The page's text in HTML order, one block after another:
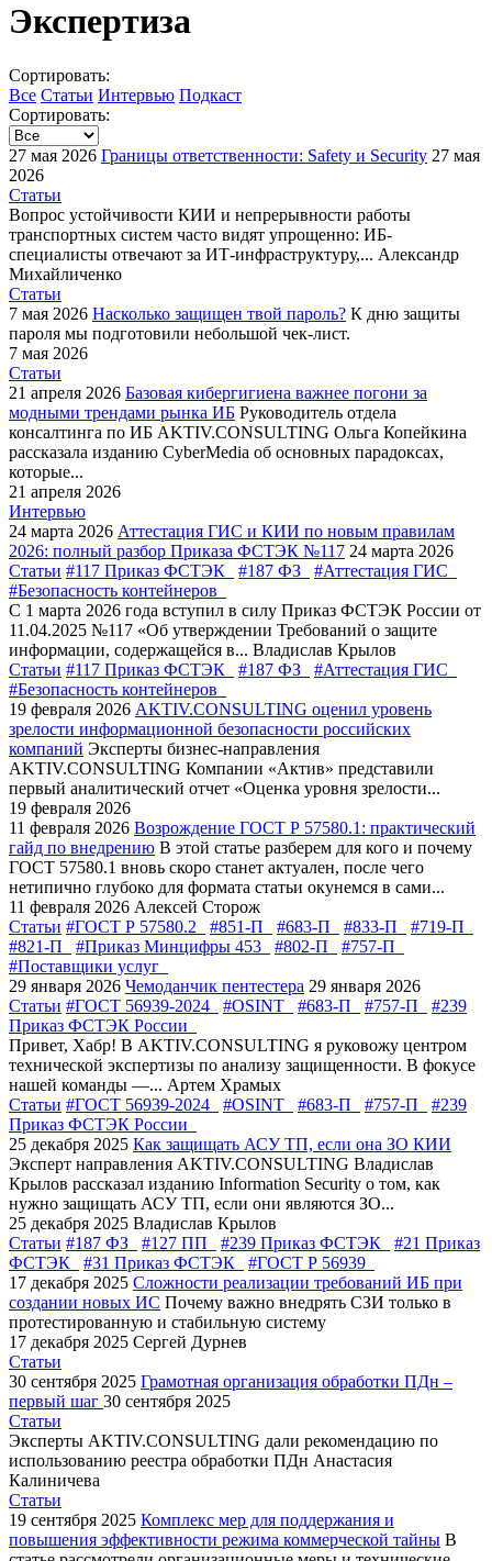
Экспертиза
Сортировать:
Все Статьи Интервью Подкаст
Сортировать:
27 мая 2026 Границы ответственности: Safety и Security 27 мая
2026
Статьи
Вопрос устойчивости КИИ и непрерывности работы
транспортных систем часто видят упрощенно: ИБ-
специалисты отвечают за ИТ-инфраструктуру,... Александр
Михайличенко
Статьи
7 мая 2026 Насколько защищен твой пароль? К дню защиты
пароля мы подготовили небольшой чек-лист.
7 мая 2026
Статьи
21 апреля 2026 Базовая кибергигиена важнее погони за
модными трендами рынка ИБ Руководитель отдела
консалтинга по ИБ AKTIV.CONSULTING Ольга Копейкина
рассказала изданию CyberMedia об основных парадоксах,
которые...
21 апреля 2026
Интервью
24 марта 2026 Аттестация ГИС и КИИ по новым правилам
2026: полный разбор Приказа ФСТЭК №117 24 марта 2026
Статьи #117 Приказ ФСТЭК #187 ФЗ
#Аттестация ГИС
#Безопасность контейнеров
С 1 марта 2026 года вступил в силу Приказ ФСТЭК России от
11.04.2025 №117 «Об утверждении Требований о защите
информации, содержащейся в... Владислав Крылов
Статьи #117 Приказ ФСТЭК #187 ФЗ
#Аттестация ГИС
#Безопасность контейнеров
19 февраля 2026 AKTIV.CONSULTING оценил уровень
зрелости информационной безопасности российских
компаний Эксперты бизнес-направления
AKTIV.CONSULTING Компании «Актив» представили
первый аналитический отчет «Оценка уровня зрелости...
19 февраля 2026
11 февраля 2026 Возрождение ГОСТ Р 57580.1: практический
гайд по внедрению В этой статье разберем для кого и почему
ГОСТ 57580.1 вновь скоро станет актуален, после чего
нетипично глубоко для формата статьи окунемся в сами...
11 февраля 2026 Алексей Сторож
Статьи #ГОСТ Р 57580.2 #851-П #683-П #833-П
#719-П
#821-П
#Приказ Минцифры 453 #802-П
#757-П
#Поставщики услуг
29 января 2026 Чемоданчик пентестера 29 января 2026
Статьи #ГОСТ 56939-2024 #OSINT #683-П #757-П
#239
Приказ ФСТЭК России
Привет, Хабр! В AKTIV.CONSULTING я руковожу центром
технической экспертизы по анализу защищенности. В фокусе
нашей команды —... Артем Храмых
Статьи #ГОСТ 56939-2024 #OSINT #683-П #757-П
#239
Приказ ФСТЭК России
25 декабря 2025 Как защищать АСУ ТП, если она ЗО КИИ
Эксперт направления AKTIV.CONSULTING Владислав
Крылов рассказал изданию Information Security о том, как
нужно защищать АСУ ТП, если они являются ЗО...
25 декабря 2025 Владислав Крылов
Статьи #187 ФЗ #127 ПП #239 Приказ ФСТЭК
#21 Приказ
ФСТЭК
#31 Приказ ФСТЭК
#ГОСТ Р 56939
17 декабря 2025 Сложности реализации требований ИБ при
создании новых ИС Почему важно внедрять СЗИ только в
протестированную и стабильную систему
17 декабря 2025 Сергей Дурнев
Статьи
30 сентября 2025 Грамотная организация обработки ПДн –
первый шаг 30 сентября 2025
Статьи
Эксперты AKTIV.CONSULTING дали рекомендацию по
использованию реестра обработки ПДн Анастасия
Калиничева
Статьи
19 сентября 2025 Комплекс мер для поддержания и
повышения эффективности режима коммерческой тайны В